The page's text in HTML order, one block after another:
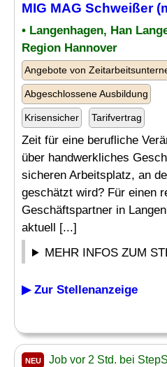
MIG MAG Schweißer
• Langenhagen, Han
Region Hannover
Angebote von
Abgeschlossene Ausbildung
Krisensicher Tarifvertrag
Zeit für eine berufliche
über handwerkliches
sicheren Arbeitsplatz, an
geschätzt wird? Für einen
Geschäftspartner in
aktuell [...]
MEHR INFOS ZUM
▶ Zur Stellenanzeige
NEU Job vor 2 Std. bei